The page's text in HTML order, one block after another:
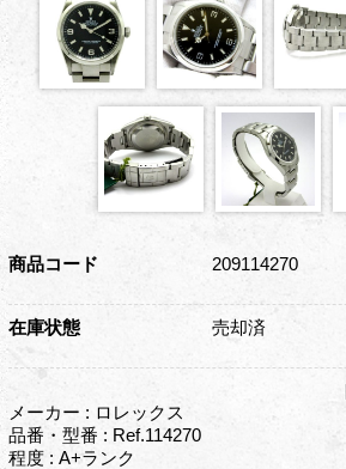
商品コード 209114270
在庫状態 売却済
メーカー : ロレックス
品番・型番 : Ref.114270
程度 : A+ランク